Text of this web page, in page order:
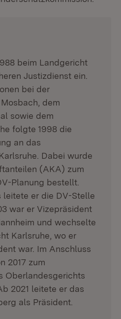
beim Landgericht
Justizdienst ein.
bei der
dem
sowie dem
folgte 1998 die
an das
Dabei wurde
(AKA) zum
Planung bestellt.
leitete er die DV-Stelle
war er Vizepräsident
und wechselte
Karlsruhe, wo er
war. Im Anschluss
2017 zum
Oberlandesgerichts
2021 leitete er das
als Präsident.